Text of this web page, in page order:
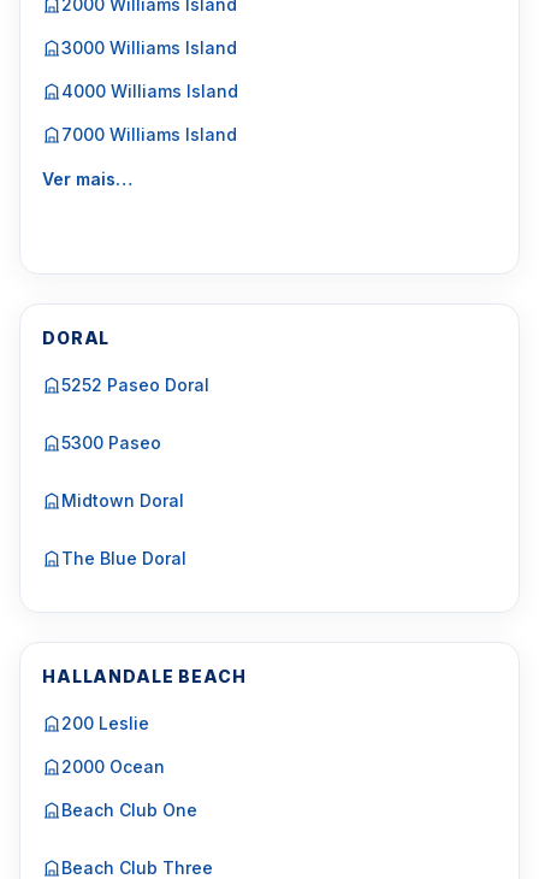
2000 Williams Island
3000 Williams Island
4000 Williams Island
7000 Williams Island
Ver mais…
DORAL
5252 Paseo Doral
5300 Paseo
Midtown Doral
The Blue Doral
HALLANDALE BEACH
200 Leslie
2000 Ocean
Beach Club One
Beach Club Three